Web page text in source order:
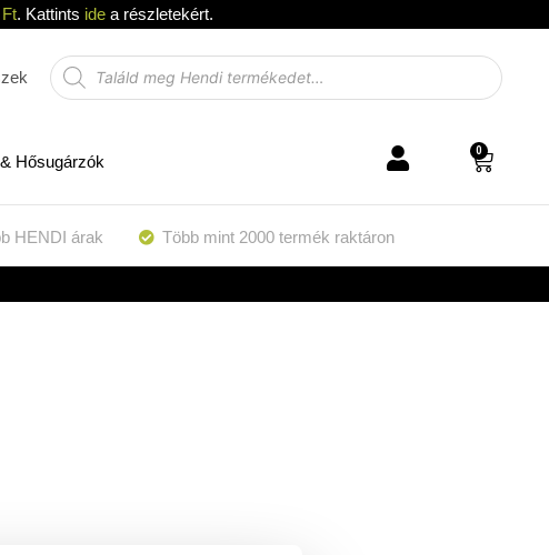
. Kattints idea részletekért.
Hősugárzók
0
HENDI árak Több mint 2000 termék raktáron